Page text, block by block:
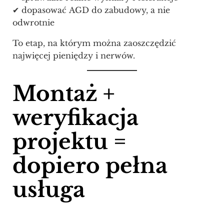
✔ dopasować AGD do zabudowy, a nie
odwrotnie
To etap, na którym można zaoszczędzić
najwięcej pieniędzy i nerwów.
Montaż +
weryfikacja
projektu =
dopiero pełna
usługa